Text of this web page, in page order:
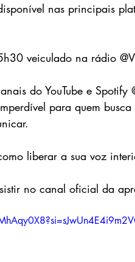
nas principais
veiculado na rádio
do YouTube e Spotify
para quem
liberar a sua voz